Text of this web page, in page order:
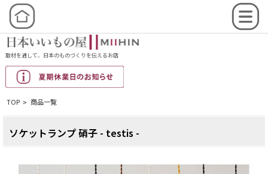
取材を通して、日本のものづくりを伝えるお店
TOP > 商品一覧
ソケットランプ 硝子 - testis -